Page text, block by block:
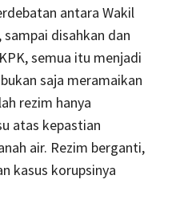
antara Wakil
disahkan dan
semua itu menjadi
saja meramaikan
rezim hanya
atas kepastian
air. Rezim berganti,
kasus korupsinya